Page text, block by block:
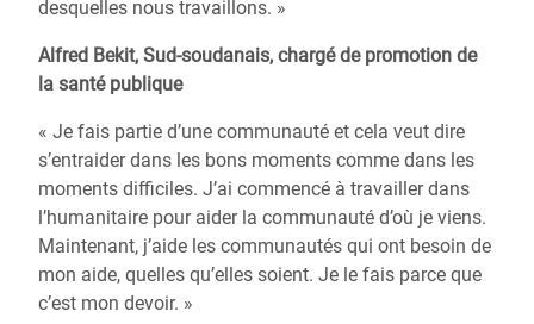
desquelles nous travaillons. »
Alfred Bekit, Sud-soudanais, chargé de promotion de
la santé publique
« Je fais partie d’une communauté et cela veut dire
s’entraider dans les bons moments comme dans les
moments difficiles. J’ai commencé à travailler dans
l’humanitaire pour aider la communauté d’où je viens.
Maintenant, j’aide les communautés qui ont besoin de
mon aide, quelles qu’elles soient. Je le fais parce que
c’est mon devoir. »